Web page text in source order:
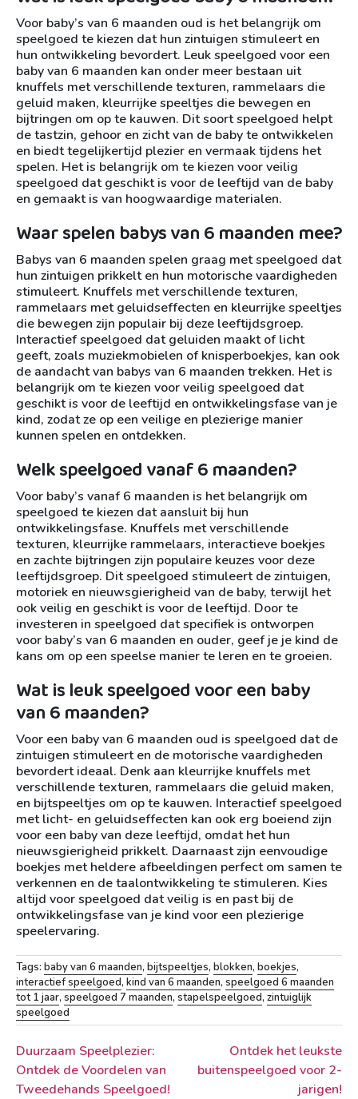
Voor baby’s van 6 maanden oud is het belangrijk om
speelgoed te kiezen dat hun zintuigen stimuleert en
hun ontwikkeling bevordert. Leuk speelgoed voor een
baby van 6 maanden kan onder meer bestaan uit
knuffels met verschillende texturen, rammelaars die
geluid maken, kleurrijke speeltjes die bewegen en
bijtringen om op te kauwen. Dit soort speelgoed helpt
de tastzin, gehoor en zicht van de baby te ontwikkelen
en biedt tegelijkertijd plezier en vermaak tijdens het
spelen. Het is belangrijk om te kiezen voor veilig
speelgoed dat geschikt is voor de leeftijd van de baby
en gemaakt is van hoogwaardige materialen.
Waar spelen babys van 6 maanden mee?
Babys van 6 maanden spelen graag met speelgoed dat
hun zintuigen prikkelt en hun motorische vaardigheden
stimuleert. Knuffels met verschillende texturen,
rammelaars met geluidseffecten en kleurrijke speeltjes
die bewegen zijn populair bij deze leeftijdsgroep.
Interactief speelgoed dat geluiden maakt of licht
geeft, zoals muziekmobielen of knisperboekjes, kan ook
de aandacht van babys van 6 maanden trekken. Het is
belangrijk om te kiezen voor veilig speelgoed dat
geschikt is voor de leeftijd en ontwikkelingsfase van je
kind, zodat ze op een veilige en plezierige manier
kunnen spelen en ontdekken.
Welk speelgoed vanaf 6 maanden?
Voor baby’s vanaf 6 maanden is het belangrijk om
speelgoed te kiezen dat aansluit bij hun
ontwikkelingsfase. Knuffels met verschillende
texturen, kleurrijke rammelaars, interactieve boekjes
en zachte bijtringen zijn populaire keuzes voor deze
leeftijdsgroep. Dit speelgoed stimuleert de zintuigen,
motoriek en nieuwsgierigheid van de baby, terwijl het
ook veilig en geschikt is voor de leeftijd. Door te
investeren in speelgoed dat specifiek is ontworpen
voor baby’s van 6 maanden en ouder, geef je je kind de
kans om op een speelse manier te leren en te groeien.
Wat is leuk speelgoed voor een baby
van 6 maanden?
Voor een baby van 6 maanden oud is speelgoed dat de
zintuigen stimuleert en de motorische vaardigheden
bevordert ideaal. Denk aan kleurrijke knuffels met
verschillende texturen, rammelaars die geluid maken,
en bijtspeeltjes om op te kauwen. Interactief speelgoed
met licht- en geluidseffecten kan ook erg boeiend zijn
voor een baby van deze leeftijd, omdat het hun
nieuwsgierigheid prikkelt. Daarnaast zijn eenvoudige
boekjes met heldere afbeeldingen perfect om samen te
verkennen en de taalontwikkeling te stimuleren. Kies
altijd voor speelgoed dat veilig is en past bij de
ontwikkelingsfase van je kind voor een plezierige
speelervaring.
Tags: baby van 6 maanden, bijtspeeltjes, blokken, boekjes,
interactief speelgoed, kind van 6 maanden, speelgoed 6 maanden
tot 1 jaar, speelgoed 7 maanden, stapelspeelgoed, zintuiglijk
speelgoed
Berichtnavigatie
Duurzaam Speelplezier:
Ontdek de Voordelen van
Tweedehands Speelgoed!
Ontdek het leukste
buitenspeelgoed voor 2-
jarigen!